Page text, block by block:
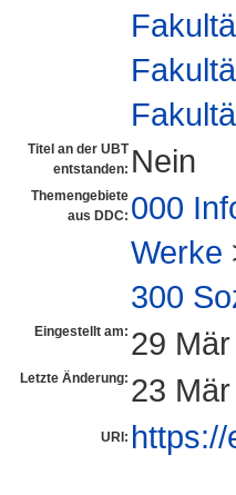
Titel an der UBT
entstanden: Nein
Themengebiete
aus DDC: 000
Werke
300
Eingestellt am: 29
Letzte Änderung: 23
URI: